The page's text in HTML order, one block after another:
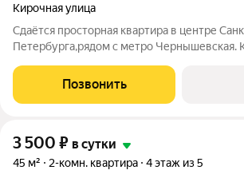
Кирочная улица
Сдаётся просторная квартира в центре
Петербурга,рядом с метро Чернышевская.
питерской энергетикой. Очень хорошее
Преображенским собором. В квартире
Позвонить
3 500 ₽ в сутки
45 м² 2-комн. квартира 4 этаж из 5